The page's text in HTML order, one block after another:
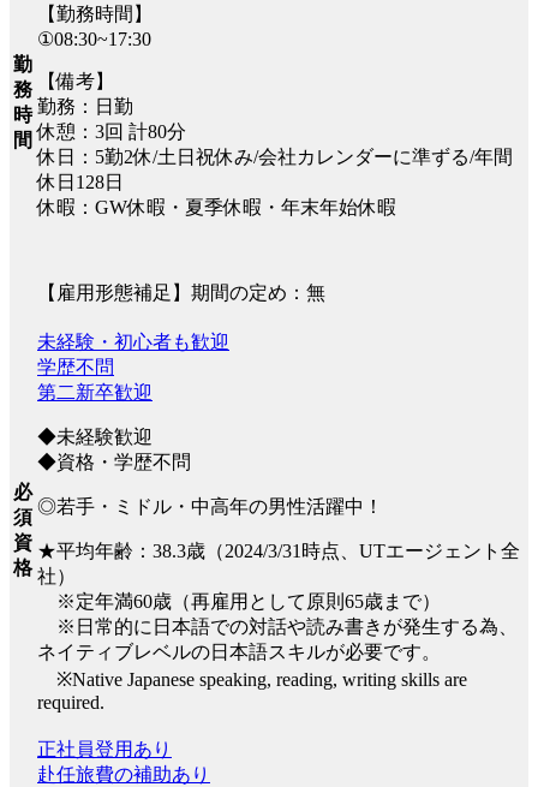
勤
務
時
間
【勤務時間】
①08:30~17:30
【備考】
勤務：日勤
休憩：3回 計80分
休日：5勤2休/土日祝休み/会社カレンダーに準ずる/年間
休日128日
休暇：GW休暇・夏季休暇・年末年始休暇
【雇用形態補足】期間の定め：無
必
須
資
格
未経験・初心者も歓迎
学歴不問
第二新卒歓迎
◆未経験歓迎
◆資格・学歴不問
◎若手・ミドル・中高年の男性活躍中！
★平均年齢：38.3歳（2024/3/31時点、UTエージェント全
社）
※定年満60歳（再雇用として原則65歳まで）
※日常的に日本語での対話や読み書きが発生する為、
ネイティブレベルの日本語スキルが必要です。
※Native Japanese speaking, reading, writing skills are
required.
正社員登用あり
赴任旅費の補助あり